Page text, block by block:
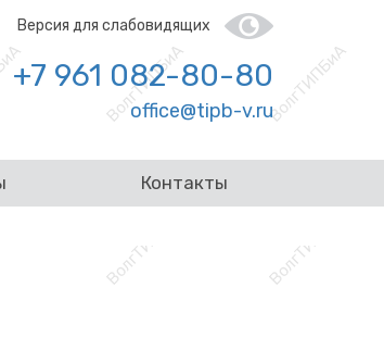
Версия для слабовидящих
+7 961 082-80-80
office@tipb-v.ru
Контакты